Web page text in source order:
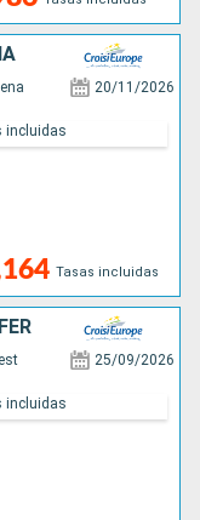
20/11/2026
Tasas incluidas
incluidas
25/09/2026
incluidas